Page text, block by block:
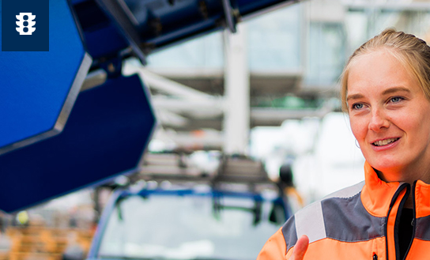
Download-Center der HPA
Übersicht aller Verkehrsmeldungen im Hafen am